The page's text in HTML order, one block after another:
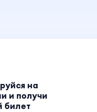
на
и получи
билет